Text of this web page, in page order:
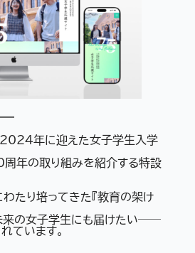
2024年に迎えた女子学生入学
年の取り組みを紹介する特設
たり培ってきた『教育の架け
来の女子学生にも届けたい──
ています。